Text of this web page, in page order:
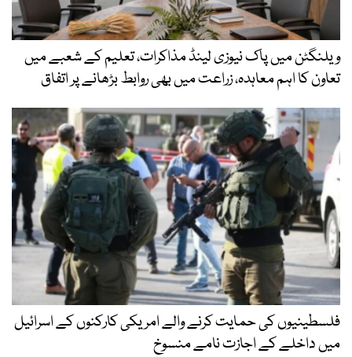
ویلنگٹن میں پاک نیوزی لینڈ مذاکرات، تعلیم کے شعبے میں
تعاون کا اہم معاہدہ، زراعت میں بھی روابط بڑھانے پر اتفاق
فلسطینیوں کی حمایت کرنے والے امریکی کارکنوں کے اسرائیل
میں داخلے کے اجازت نامے منسوخ